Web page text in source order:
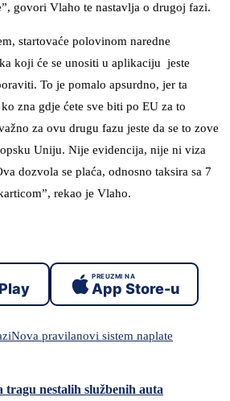
govori Vlaho te nastavlja o drugoj fazi.
startovaće polovinom naredne
koji će se unositi u aplikaciju jeste
To je pomalo apsurdno, jer ta
zna gdje ćete sve biti po EU za to
za ovu drugu fazu jeste da se to zove
Uniju. Nije evidencija, nije ni viza
dozvola se plaća, odnosno taksira sa 7
rekao je Vlaho.
PREUZMI NA
App Store-u
Nova pravilanovi sistem naplate
tragu nestalih službenih auta